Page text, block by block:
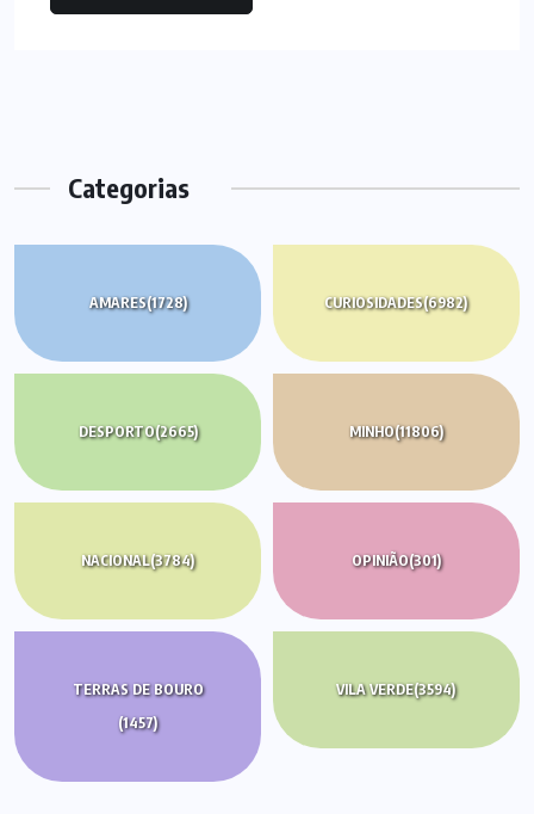
Categorias
AMARES(1728) CURIOSIDADES(6982)
DESPORTO(2665) MINHO(11806)
NACIONAL(3784) OPINIÃO(301)
TERRAS DE BOURO
(1457)
VILA VERDE(3594)